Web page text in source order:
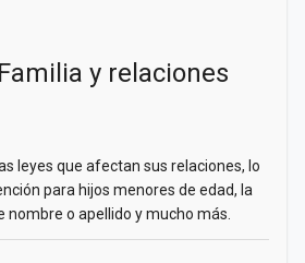
Familia y relaciones
leyes que afectan sus relaciones, lo
para hijos menores de edad, la
nombre o apellido y mucho más.